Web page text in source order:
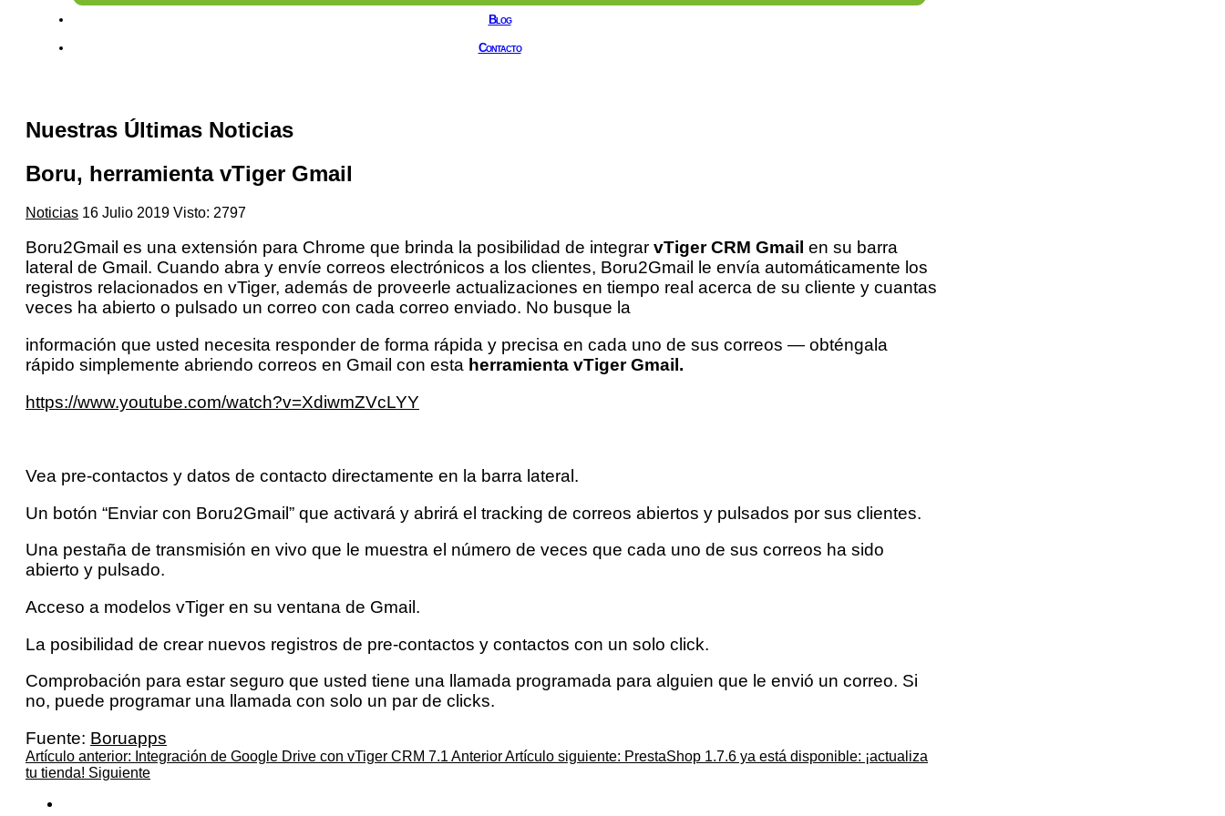
Blog
Contacto
Nuestras Últimas Noticias
Boru, herramienta vTiger Gmail
Noticias 16 Julio 2019 Visto: 2797
Boru2Gmail es una extensión para Chrome que brinda la posibilidad de integrar vTiger CRM Gmail en su barra
lateral de Gmail. Cuando abra y envíe correos electrónicos a los clientes, Boru2Gmail le envía automáticamente los
registros relacionados en vTiger, además de proveerle actualizaciones en tiempo real acerca de su cliente y cuantas
veces ha abierto o pulsado un correo con cada correo enviado. No busque la
información que usted necesita responder de forma rápida y precisa en cada uno de sus correos — obténgala
rápido simplemente abriendo correos en Gmail con esta herramienta vTiger Gmail.
https://www.youtube.com/watch?v=XdiwmZVcLYY
Vea pre-contactos y datos de contacto directamente en la barra lateral.
Un botón “Enviar con Boru2Gmail” que activará y abrirá el tracking de correos abiertos y pulsados por sus clientes.
Una pestaña de transmisión en vivo que le muestra el número de veces que cada uno de sus correos ha sido
abierto y pulsado.
Acceso a modelos vTiger en su ventana de Gmail.
La posibilidad de crear nuevos registros de pre-contactos y contactos con un solo click.
Comprobación para estar seguro que usted tiene una llamada programada para alguien que le envió un correo. Si
no, puede programar una llamada con solo un par de clicks.
Fuente: Boruapps
Artículo anterior: Integración de Google Drive con vTiger CRM 7.1 AnteriorArtículo siguiente: PrestaShop 1.7.6 ya está disponible: ¡actualiza
tu tienda! Siguiente